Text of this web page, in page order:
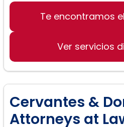
Derecho de familia
Custodia de
Te encontramos
Ver servicios
Cervantes &
Attorneys at